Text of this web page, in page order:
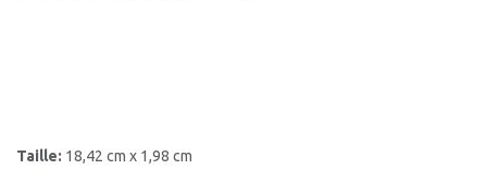
Taille: 18,42 cm x 1,98 cm